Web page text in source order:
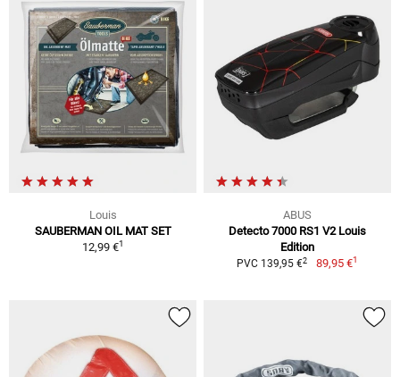
Louis
SAUBERMAN OIL MAT SET
12,99 €1
ABUS
Detecto 7000 RS1 V2 Louis
Edition
PVC 139,95 €2 89,95 €1